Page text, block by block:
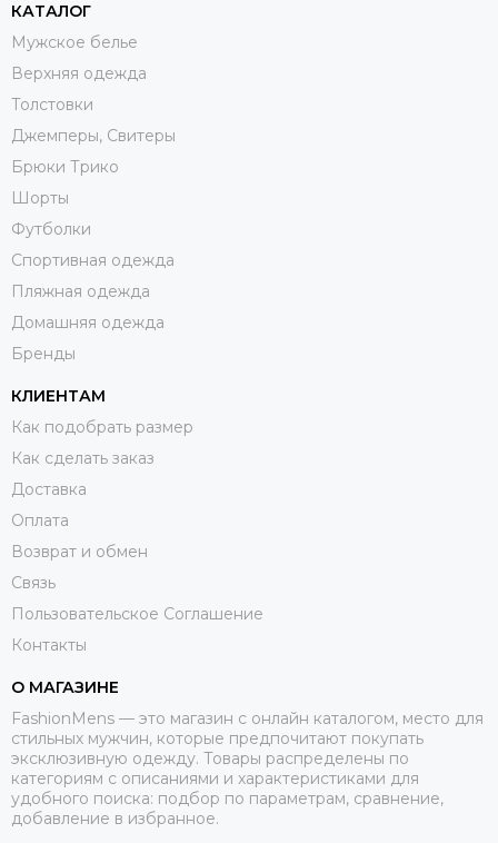
КАТАЛОГ
Мужское белье
Верхняя одежда
Толстовки
Джемперы, Свитеры
Брюки Трико
Шорты
Футболки
Спортивная одежда
Пляжная одежда
Домашняя одежда
Бренды
КЛИЕНТАМ
Как подобрать размер
Как сделать заказ
Доставка
Оплата
Возврат и обмен
Связь
Пользовательское Соглашение
Контакты
О МАГАЗИНЕ
FashionMens — это магазин с онлайн каталогом, место для
стильных мужчин, которые предпочитают покупать
эксклюзивную одежду. Товары распределены по
категориям с описаниями и характеристиками для
удобного поиска: подбор по параметрам, сравнение,
добавление в избранное.